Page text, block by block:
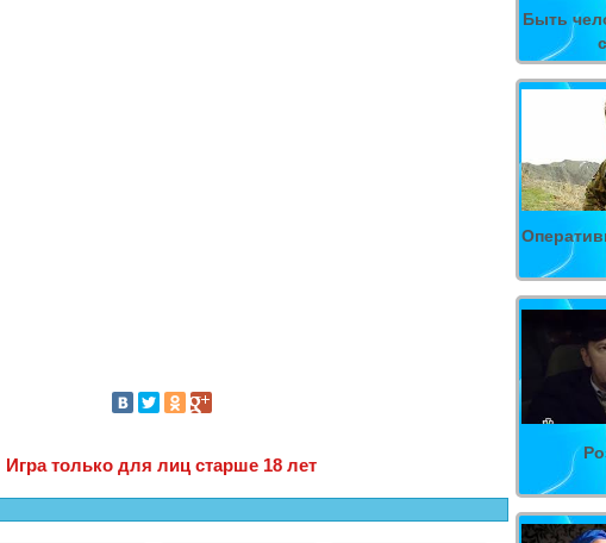
Быть
Игра только для лиц старше 18 лет